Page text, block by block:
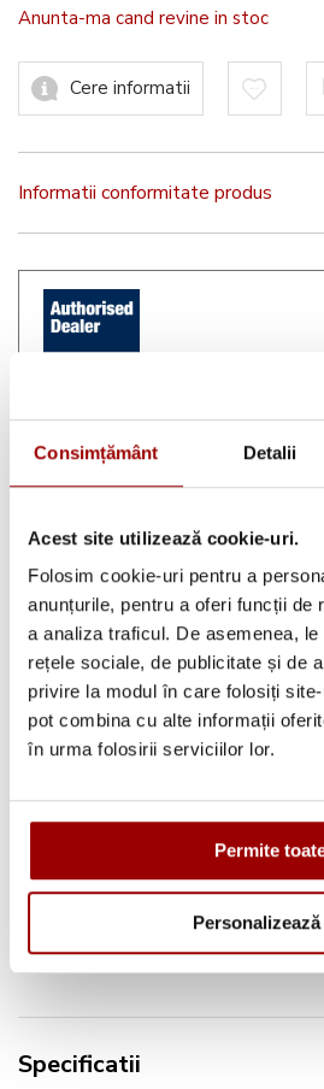
Consimțământ Detalii
Acest site utilizează cookie-uri.
Folosim cookie-uri pentru a
anunțurile, pentru a oferi funcții de
a analiza traficul. De asemenea,
rețele sociale, de publicitate și de
privire la modul în care folosiți
pot combina cu alte informații
în urma folosirii serviciilor lor.
Permite
Personalizează
Anunta-ma cand revine in stoc
Cere informatii
Informatii conformitate produs
Avantajele tale:
Consultantaprofesionala
Deschidere coletla livrare
Pana la12 ratefara dobanda
Retur in 14 zile
Descriere
Specificatii